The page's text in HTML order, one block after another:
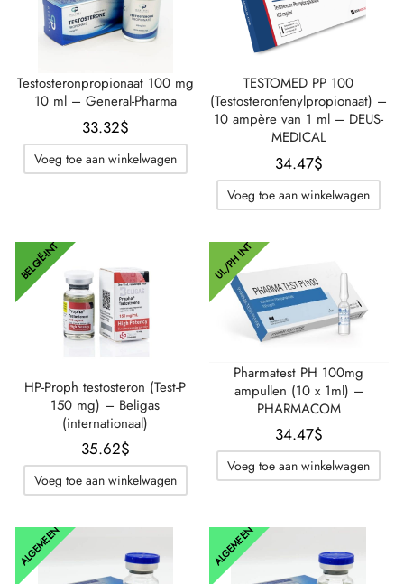
Testosteronpropionaat 100 mg
10 ml – General-Pharma
33.32$
Voeg toe aan winkelwagen
TESTOMED PP 100
(Testosteronfenylpropionaat) –
10 ampère van 1 ml – DEUS-
MEDICAL
34.47$
Voeg toe aan winkelwagen
BELGIË-INT
HP-Proph testosteron (Test-P
150 mg) – Beligas
(internationaal)
35.62$
Voeg toe aan winkelwagen
UL/PH INT
Pharmatest PH 100mg
ampullen (10 x 1ml) –
PHARMACOM
34.47$
Voeg toe aan winkelwagen
ALGEMEEN ALGEMEEN